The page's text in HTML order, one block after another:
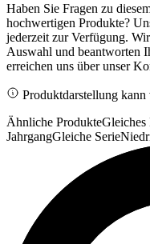
Haben Sie Fragen zu
hochwertigen Produkte?
jederzeit zur Verfügung.
Auswahl und beantworten
erreichen uns über unser
Produktdarstellung
Ähnliche ProdukteGleiches
JahrgangGleiche Serie